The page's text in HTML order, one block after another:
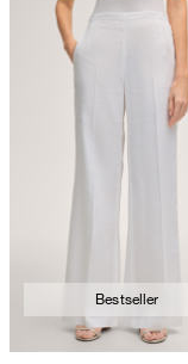
Bestseller